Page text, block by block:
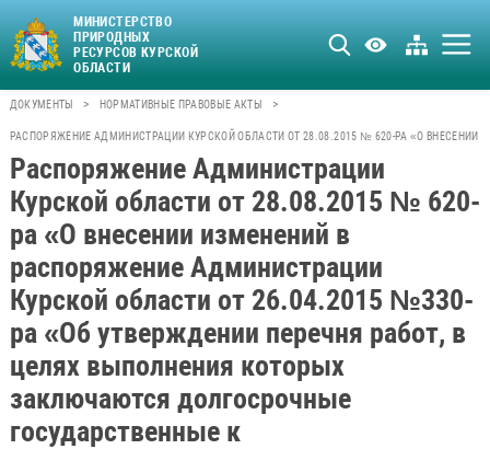
МИНИСТЕРСТВО
ПРИРОДНЫХ
РЕСУРСОВ КУРСКОЙ
ОБЛАСТИ
ДОКУМЕНТЫ > НОРМАТИВНЫЕ ПРАВОВЫЕ АКТЫ >
РАСПОРЯЖЕНИЕ АДМИНИСТРАЦИИ КУРСКОЙ ОБЛАСТИ ОТ 28.08.2015 № 620-РА «О
Распоряжение Администрации
Курской области от 28.08.2015 № 620-
ра «О внесении изменений в
распоряжение Администрации
Курской области от 26.04.2015 №330-
ра «Об утверждении перечня работ, в
целях выполнения которых
заключаются долгосрочные
государственные к